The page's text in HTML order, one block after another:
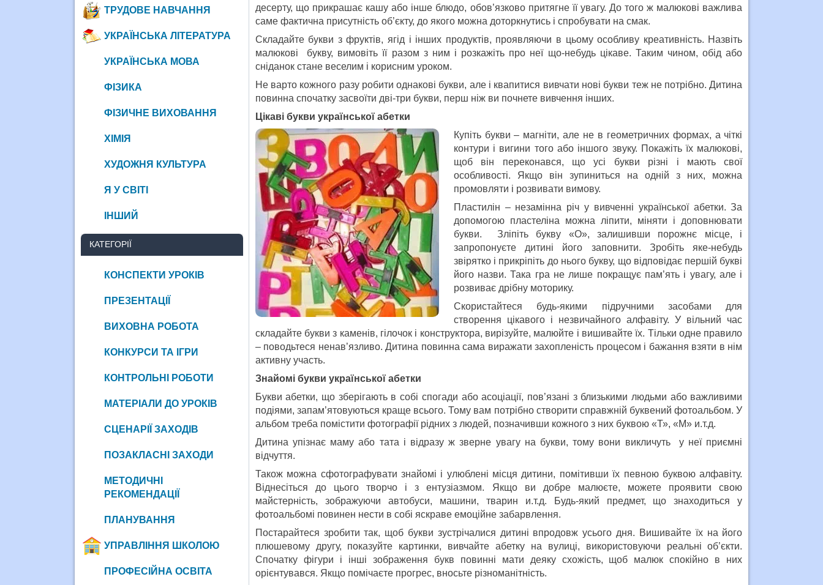
десерту, що прикрашає кашу або інше блюдо, обов’язково притягне її увагу. До того ж малюкові важлива
саме фактична присутність об’єкту, до якого можна доторкнутись і спробувати на смак.
Складайте букви з фруктів, ягід і інших продуктів, проявляючи в цьому особливу креативність. Назвіть
малюкові букву, вимовіть її разом з ним і розкажіть про неї що-небудь цікаве. Таким чином, обід або
сніданок стане веселим і корисним уроком.
Не варто кожного разу робити однакові букви, але і квапитися вивчати нові букви теж не потрібно. Дитина
повинна спочатку засвоїти дві-три букви, перш ніж ви почнете вивчення інших.
Цікаві букви української абетки
Купіть букви – магніти, але не в геометричних формах, а чіткі
контури і вигини того або іншого звуку. Покажіть їх малюкові,
щоб він переконався, що усі букви різні і мають свої
особливості. Якщо він зупиниться на одній з них, можна
промовляти і розвивати вимову.
Пластилін – незамінна річ у вивченні української абетки. За
допомогою пластеліна можна ліпити, міняти і доповнювати
букви. Зліпіть букву «О», залишивши порожнє місце, і
запропонуєте дитині його заповнити. Зробіть яке-небудь
звірятко і прикріпіть до нього букву, що відповідає першій букві
його назви. Така гра не лише покращує пам’ять і увагу, але і
розвиває дрібну моторику.
Скористайтеся будь-якими підручними засобами для
створення цікавого і незвичайного алфавіту. У вільний час
складайте букви з каменів, гілочок і конструктора, вирізуйте, малюйте і вишивайте їх. Тільки одне правило
– поводьтеся ненав’язливо. Дитина повинна сама виражати захопленість процесом і бажання взяти в нім
активну участь.
Знайомі букви української абетки
Букви абетки, що зберігають в собі спогади або асоціації, пов’язані з близькими людьми або важливими
подіями, запам’ятовуються краще всього. Тому вам потрібно створити справжній буквений фотоальбом. У
альбом треба помістити фотографії рідних з людей, позначивши кожного з них буквою «Т», «М» и.т.д.
Дитина упізнає маму або тата і відразу ж зверне увагу на букви, тому вони викличуть у неї приємні
відчуття.
Також можна сфотографувати знайомі і улюблені місця дитини, помітивши їх певною буквою алфавіту.
Віднесіться до цього творчо і з ентузіазмом. Якщо ви добре малюєте, можете проявити свою
майстерність, зображуючи автобуси, машини, тварин и.т.д. Будь-який предмет, що знаходиться у
фотоальбомі повинен нести в собі яскраве емоційне забарвлення.
Постарайтеся зробити так, щоб букви зустрічалися дитині впродовж усього дня. Вишивайте їх на його
плюшевому другу, показуйте картинки, вивчайте абетку на вулиці, використовуючи реальні об’єкти.
Спочатку фігури і інші зображення букв повинні мати деяку схожість, щоб малюк спокійно в них
орієнтувався. Якщо помічаєте прогрес, вносьте різноманітність.
ТРУДОВЕ НАВЧАННЯ
УКРАЇНСЬКА ЛІТЕРАТУРА
УКРАЇНСЬКА МОВА
ФІЗИКА
ФІЗИЧНЕ ВИХОВАННЯ
ХІМІЯ
ХУДОЖНЯ КУЛЬТУРА
Я У СВІТІ
ІНШИЙ
КАТЕГОРІЇ
КОНСПЕКТИ УРОКІВ
ПРЕЗЕНТАЦІЇ
ВИХОВНА РОБОТА
КОНКУРСИ ТА ІГРИ
КОНТРОЛЬНІ РОБОТИ
МАТЕРІАЛИ ДО УРОКІВ
СЦЕНАРІЇ ЗАХОДІВ
ПОЗАКЛАСНІ ЗАХОДИ
МЕТОДИЧНІ
РЕКОМЕНДАЦІЇ
ПЛАНУВАННЯ
УПРАВЛІННЯ ШКОЛОЮ
ПРОФЕСІЙНА ОСВІТА